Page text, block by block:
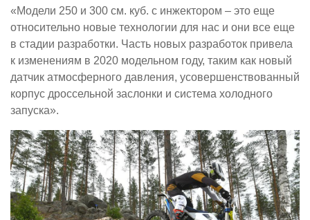
«Модели 250 и 300 см. куб. с инжектором – это еще
относительно новые технологии для нас и они все еще
в стадии разработки. Часть новых разработок привела
к изменениям в 2020 модельном году, таким как новый
датчик атмосферного давления, усовершенствованный
корпус дроссельной заслонки и система холодного
запуска».